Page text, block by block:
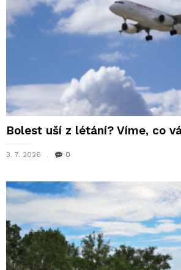
Bolest uší z létání? Víme, co
3. 7. 2026 0